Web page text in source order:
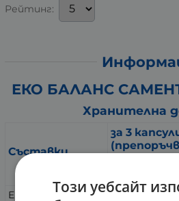
Рейтинг:
ЕКО БАЛАНС
Хранителна
Съставки
за 3
Екстракт отТози уебсайт